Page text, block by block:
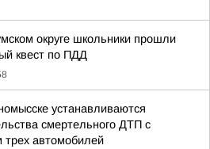
округе школьники прошли
квест по ПДД
устанавливаются
смертельного ДТП с
трех автомобилей